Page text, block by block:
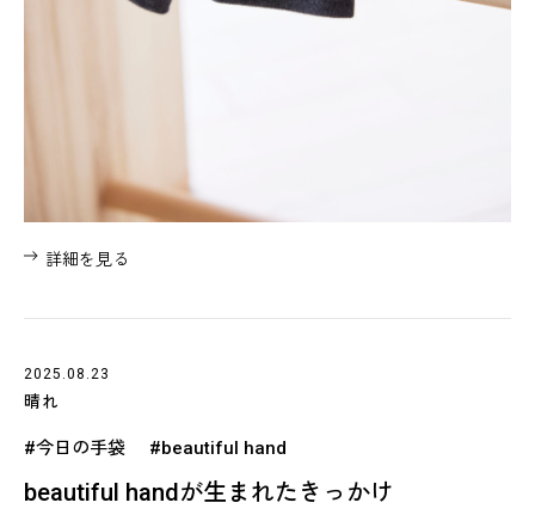
詳細を見る
2025.08.23
晴れ
#今日の手袋 #beautiful hand
beautiful handが生まれたきっかけ